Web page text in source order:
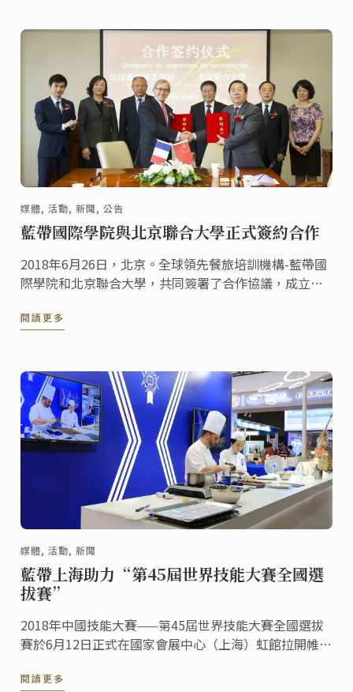
媒體, 活動, 新聞, 公告
藍帶國際學院與北京聯合大學正式簽約合作
2018年6月26日，北京。全球領先餐旅培訓機構-藍帶國
際學院和北京聯合大學，共同簽署了合作協議，成立藍
國高校廚藝餐旅教育將促進中國餐旅行業的整體發展。
閱讀更多
媒體, 活動, 新聞
藍帶上海助力“第45屆世界技能大賽全國選
拔賽”
2018年中國技能大賽——第45屆世界技能大賽全國選拔
賽於6月12日正式在國家會展中心（上海）虹館拉開帷
隊，共約900名選手，在34個技能比賽項目中一展身
閱讀更多